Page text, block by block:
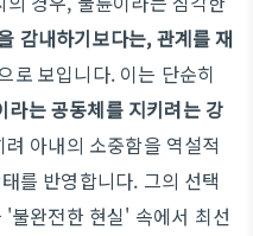
감내하기보다는, 관계를 재
로 보입니다. 이는 단순히
라는 공동체를 지키려는 강
아내의 소중함을 역설적
를 반영합니다. 그의 선택
완전한 현실' 속에서 최선